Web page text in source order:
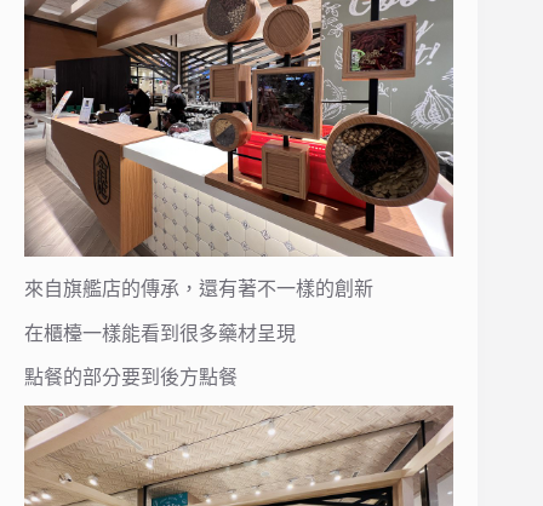
來自旗艦店的傳承，還有著不一樣的創新
在櫃檯一樣能看到很多藥材呈現
點餐的部分要到後方點餐